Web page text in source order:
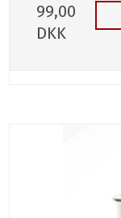
99,00
DKK